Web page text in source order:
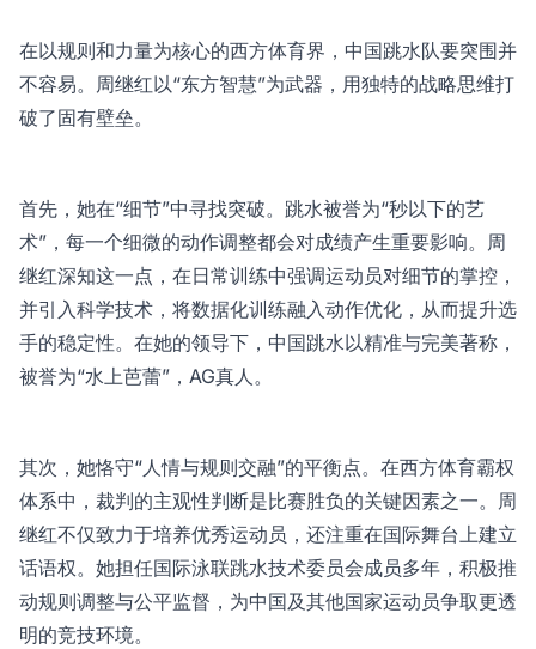
在以规则和力量为核心的西方体育界，中国跳水队要突围并
不容易。周继红以“东方智慧”为武器，用独特的战略思维打
破了固有壁垒。
首先，她在“细节”中寻找突破。跳水被誉为“秒以下的艺
术”，每一个细微的动作调整都会对成绩产生重要影响。周
继红深知这一点，在日常训练中强调运动员对细节的掌控，
并引入科学技术，将数据化训练融入动作优化，从而提升选
手的稳定性。在她的领导下，中国跳水以精准与完美著称，
被誉为“水上芭蕾”， AG真人。
其次，她恪守“人情与规则交融”的平衡点。在西方体育霸权
体系中，裁判的主观性判断是比赛胜负的关键因素之一。周
继红不仅致力于培养优秀运动员，还注重在国际舞台上建立
话语权。她担任国际泳联跳水技术委员会成员多年，积极推
动规则调整与公平监督，为中国及其他国家运动员争取更透
明的竞技环境。